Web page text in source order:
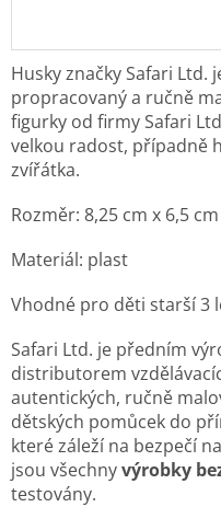
Husky značky Safari Ltd.
propracovaný a ručně
figurky od firmy Safari
velkou radost, případně
zvířátka.
Rozměr: 8,25 cm x 6,5
Materiál: plast
Vhodné pro děti starší 3
Safari Ltd. je předním
distributorem
autentických, ručně
dětských pomůcek do
které záleží na bezpečí
jsou všechnyvýrobky
testovány.